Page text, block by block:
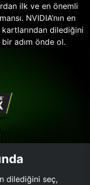
ilk ve en önemli
NVIDIA’nın en
dilediğini
adım önde ol.
dilediğini seç,